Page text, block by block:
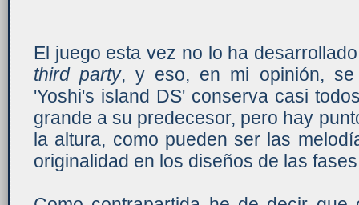
El juego esta vez no lo ha
third party, y eso, en mi opinión, se
'Yoshi's island DS' conserva casi
grande a su predecesor, pero hay
la altura, como pueden ser las
originalidad en los diseños de las